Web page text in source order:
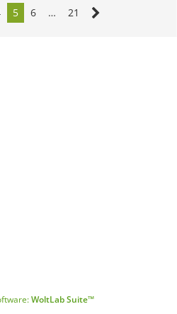
5 6 … 21
WoltLab Suite™